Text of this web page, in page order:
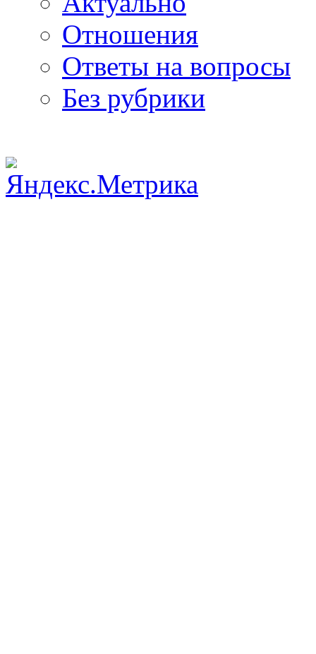
Отношения
Ответы на вопросы
Без рубрики